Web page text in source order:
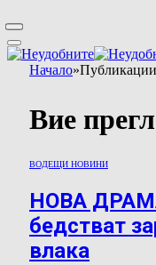
Начало»
Вие
ВОДЕЩИ НОВИНИ
НОВА
бедстват
влака